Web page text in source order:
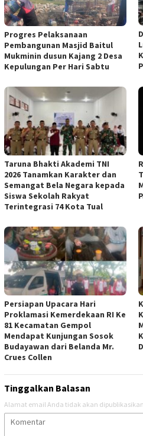
Progres Pelaksanaan
Pembangunan Masjid Baitul
Mukminin dusun Kajang 2 Desa
Kepulungan Per Hari Sabtu
Taruna Bhakti Akademi TNI
2026 Tanamkan Karakter dan
Semangat Bela Negara kepada
Siswa Sekolah Rakyat
Terintegrasi 74 Kota Tual
Persiapan Upacara Hari
Proklamasi Kemerdekaan RI Ke
81 Kecamatan Gempol
Mendapat Kunjungan Sosok
Budayawan dari Belanda Mr.
Crues Collen
Tinggalkan Balasan
Alamat email Anda tidak akan